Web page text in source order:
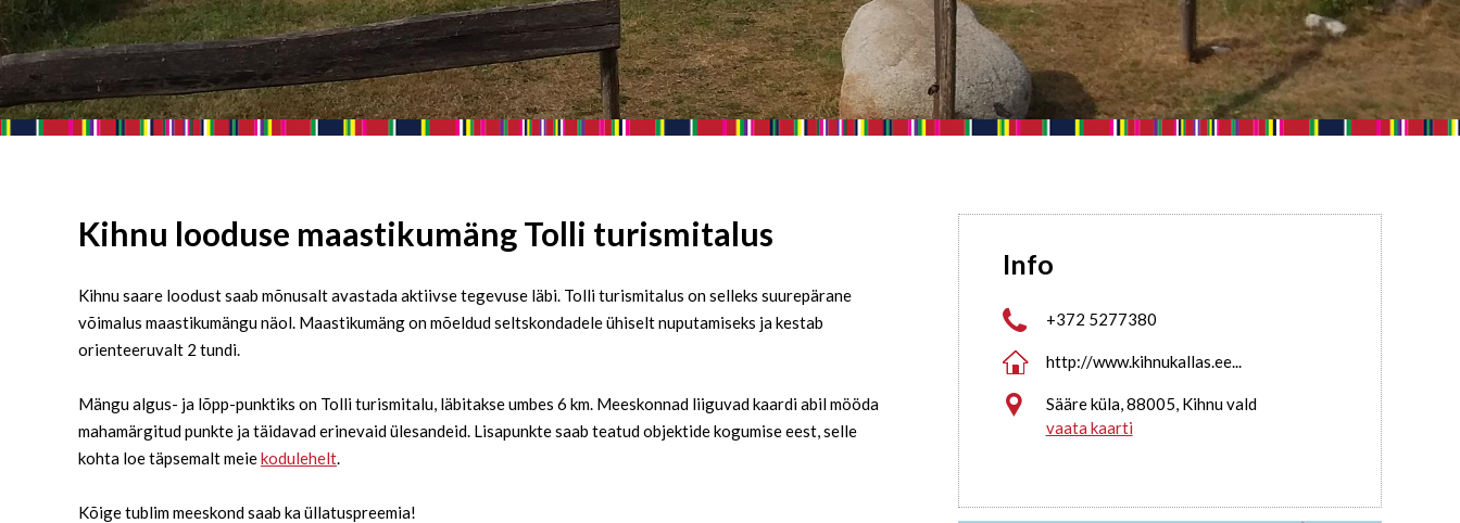
Kihnu looduse maastikumäng Tolli turismitalus
Kihnu saare loodust saab mõnusalt avastada aktiivse tegevuse läbi. Tolli turismitalus on selleks suurepärane
võimalus maastikumängu näol. Maastikumäng on mõeldud seltskondadele ühiselt nuputamiseks ja kestab
orienteeruvalt 2 tundi.
Mängu algus- ja lõpp-punktiks on Tolli turismitalu, läbitakse umbes 6 km. Meeskonnad liiguvad kaardi abil mööda
mahamärgitud punkte ja täidavad erinevaid ülesandeid. Lisapunkte saab teatud objektide kogumise eest, selle
kohta loe täpsemalt meiekodulehelt.
Kõige tublim meeskond saab ka üllatuspreemia!
Info
 +372 5277380
 http://www.kihnukallas.ee...

Sääre küla, 88005, Kihnu vald
vaata kaarti